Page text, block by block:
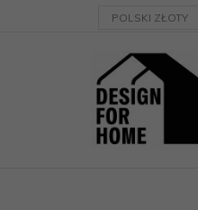
currency_h